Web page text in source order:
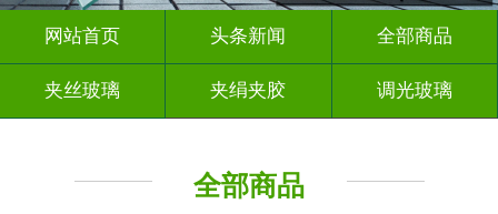
网站首页 头条新闻 全部商品
夹丝玻璃 夹绢夹胶 调光玻璃
其它玻璃
全部商品